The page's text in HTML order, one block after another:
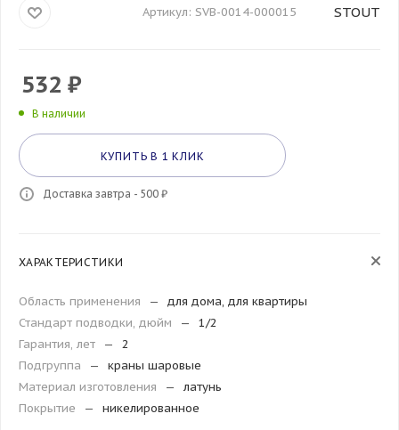
Артикул: SVB-0014-000015 STOUT
532 ₽
В наличии
КУПИТЬ В 1 КЛИК
Доставка завтра - 500 ₽
ХАРАКТЕРИСТИКИ
Область применения —
для дома, для квартиры
Стандарт подводки, дюйм
—
1/2
Гарантия, лет
—
2
Подгруппа
—
краны шаровые
Материал изготовления
—
латунь
Покрытие
— никелированное